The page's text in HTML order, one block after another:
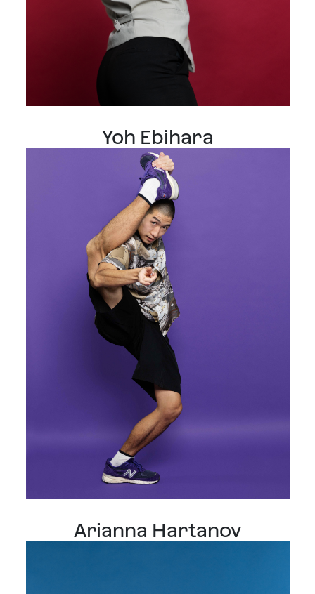
Yoh Ebihara
Arianna Hartanov